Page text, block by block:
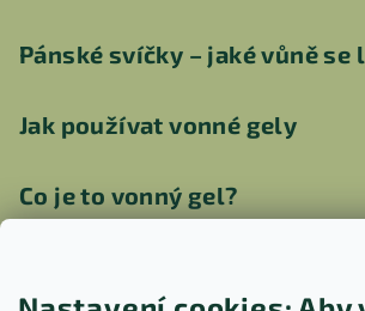
Pánské svíčky – jaké vůně se
Jak používat vonné gely
Co je to vonný gel?